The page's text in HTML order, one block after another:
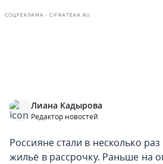
СОЦРЕКЛАМА • CIFRATEKA.RU
Лиана Кадырова
Редактор новостей
Россияне стали в несколько
жильё в рассрочку. Раньше на